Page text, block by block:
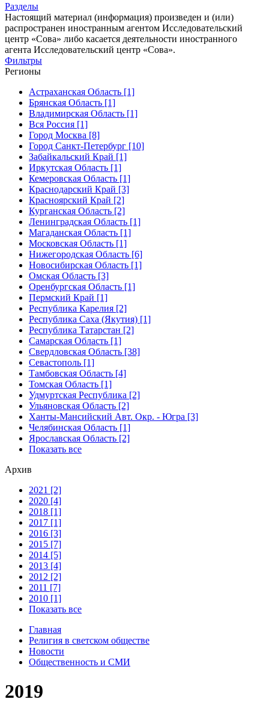
Разделы
Настоящий материал (информация) произведен и (или)
распространен иностранным агентом Исследовательский
центр «Сова» либо касается деятельности иностранного
агента Исследовательский центр «Сова».
Фильтры
Регионы
Астраханская Область [1]
Брянская Область [1]
Владимирская Область [1]
Вся Россия [1]
Город Москва [8]
Город Санкт-Петербург [10]
Забайкальский Край [1]
Иркутская Область [1]
Кемеровская Область [1]
Краснодарский Край [3]
Красноярский Край [2]
Курганская Область [2]
Ленинградская Область [1]
Магаданская Область [1]
Московская Область [1]
Нижегородская Область [6]
Новосибирская Область [1]
Омская Область [3]
Оренбургская Область [1]
Пермский Край [1]
Республика Карелия [2]
Республика Саха (Якутия) [1]
Республика Татарстан [2]
Самарская Область [1]
Свердловская Область [38]
Севастополь [1]
Тамбовская Область [4]
Томская Область [1]
Удмуртская Республика [2]
Ульяновская Область [2]
Ханты-Мансийский Авт. Окр. - Югра [3]
Челябинская Область [1]
Ярославская Область [2]
Показать все
Архив
2021 [2]
2020 [4]
2018 [1]
2017 [1]
2016 [3]
2015 [7]
2014 [5]
2013 [4]
2012 [2]
2011 [7]
2010 [1]
Показать все
Главная
Религия в светском обществе
Новости
Общественность и СМИ
2019